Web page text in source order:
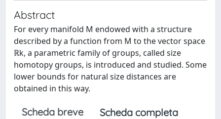
Abstract
For every manifold M endowed with a structure
described by a function from M to the vector space
ℝk, a parametric family of groups, called size
homotopy groups, is introduced and studied. Some
lower bounds for natural size distances are
obtained in this way.
Scheda breve
Scheda completa